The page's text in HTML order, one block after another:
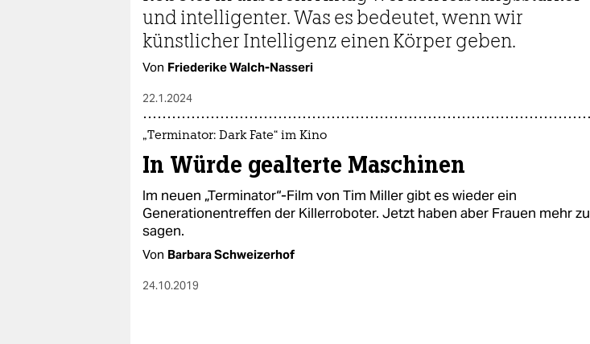
epaper login
und intelligenter. Was es bedeutet, wenn wir
künstlicher Intelligenz einen Körper geben.
Von Friederike Walch-Nasseri
22.1.2024
„Terminator: Dark Fate“ im Kino
In Würde gealterte Maschinen
Im neuen „Terminator“-Film von Tim Miller gibt es wieder ein
Generationentreffen der Killerroboter. Jetzt haben aber Frauen mehr zu
sagen.
Von Barbara Schweizerhof
24.10.2019